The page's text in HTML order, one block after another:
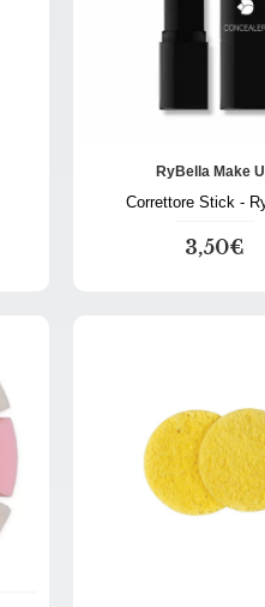
RyBella Make
Correttore Stick -
3,50€